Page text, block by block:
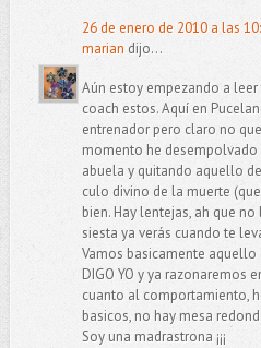
26 de enero de 2010 a las
marian dijo...
Aún estoy empezando a
coach estos. Aquí en
entrenador pero claro no
momento he
abuela y quitando aquello
culo divino de la muerte
bien. Hay lentejas, ah que
siesta ya verás cuando te
Vamos basicamente aquello
DIGO YO y ya razonaremos
cuanto al comportamiento,
basicos, no hay mesa
Soy una madrastrona ¡¡¡